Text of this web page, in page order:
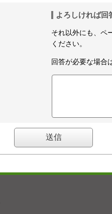
よろしければ回
それ以外にも、ペ
ください。
回答が必要な場合